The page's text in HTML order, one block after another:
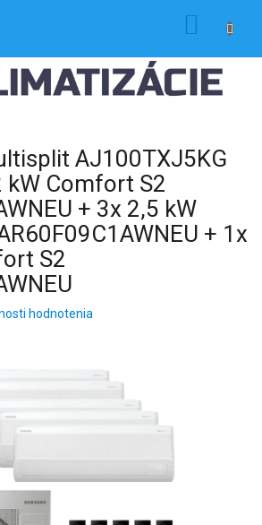
AJ100TXJ5KG
kW Comfort S2
+ 3x 2,5 kW
+ 1x
S2
hodnotenia